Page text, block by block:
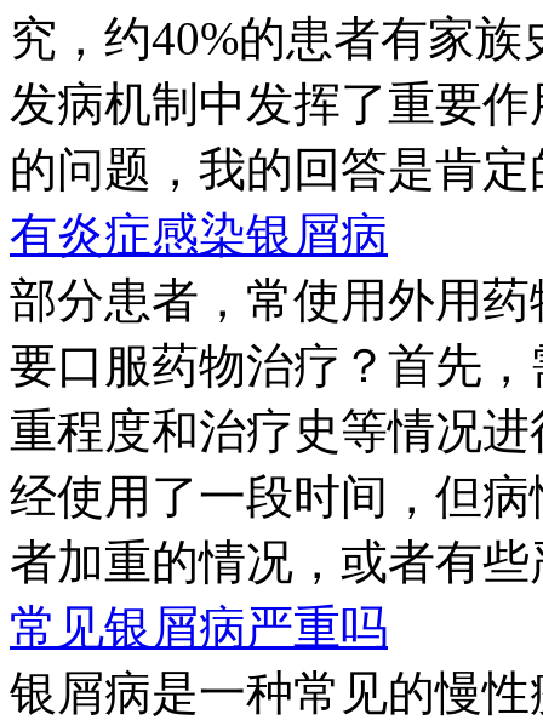
究，约40%的患者有家
发病机制中发挥了重要
的问题，我的回答是肯
有炎症感染银屑病
部分患者，常使用外用
要口服药物治疗？首先
重程度和治疗史等情况
经使用了一段时间，但
者加重的情况，或者有些
常见银屑病严重吗
银屑病是一种常见的慢